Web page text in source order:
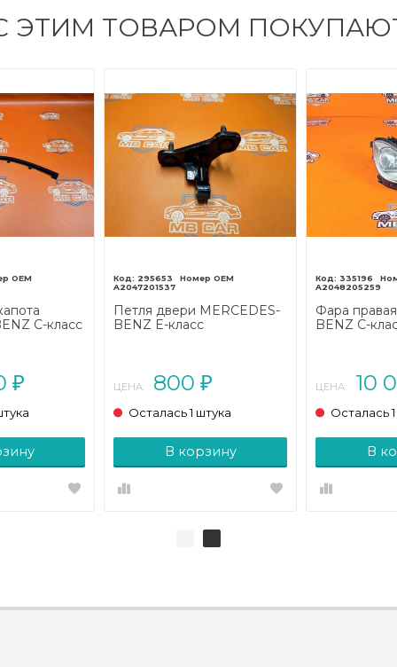
ЭТИМ ТОВАРОМ
C-класс
₽
295653
A2047201537
Петля двери MERCEDES-
BENZ E-класс
ЦЕНА: 800 ₽
Осталась 1 штука
В корзину
335196
A2048205259
Фара
BENZ C-
ЦЕНА: 10
Осталась
В